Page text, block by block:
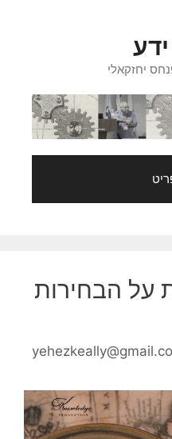
ידע
יחזקאלי
על הבחירות